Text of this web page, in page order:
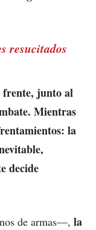
resucitados
frente, junto al
Mientras
la
decide
de armas—, la